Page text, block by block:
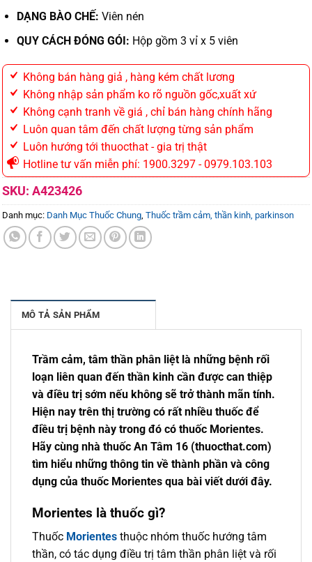
DẠNG BÀO CHẾ: Viên nén
QUY CÁCH ĐÓNG GÓI: Hộp gồm 3 vỉ x 5 viên
Không bán hàng giả , hàng kém chất lương
Không nhập sản phẩm ko rõ nguồn gốc,xuất xứ
Không cạnh tranh về giá , chỉ bán hàng chính hãng
Luôn quan tâm đến chất lượng từng sản phẩm
Luôn hướng tới thuocthat - gia trị thật
Hotline tư vấn miễn phí: 1900.3297 - 0979.103.103
SKU: A423426
Danh mục: Danh Mục Thuốc Chung Thuốc trầm cảm, thần kinh, parkinson
MÔ TẢ SẢN PHẨM
Trầm cảm, tâm thần phân liệt là những bệnh rối
loạn liên quan đến thần kinh cần được can thiệp
và điều trị sớm nếu không sẽ trở thành mãn tính.
Hiện nay trên thị trường có rất nhiều thuốc để
điều trị bệnh này trong đó có thuốc Morientes.
Hãy cùng nhà thuốc An Tâm 16 (thuocthat.com)
tìm hiểu những thông tin về thành phần và công
dụng của thuốc Morientes qua bài viết dưới đây.
Morientes là thuốc gì?
Thuốc Morientes thuộc nhóm thuốc hướng tâm
thần, có tác dụng điều trị tâm thần phân liệt và rối